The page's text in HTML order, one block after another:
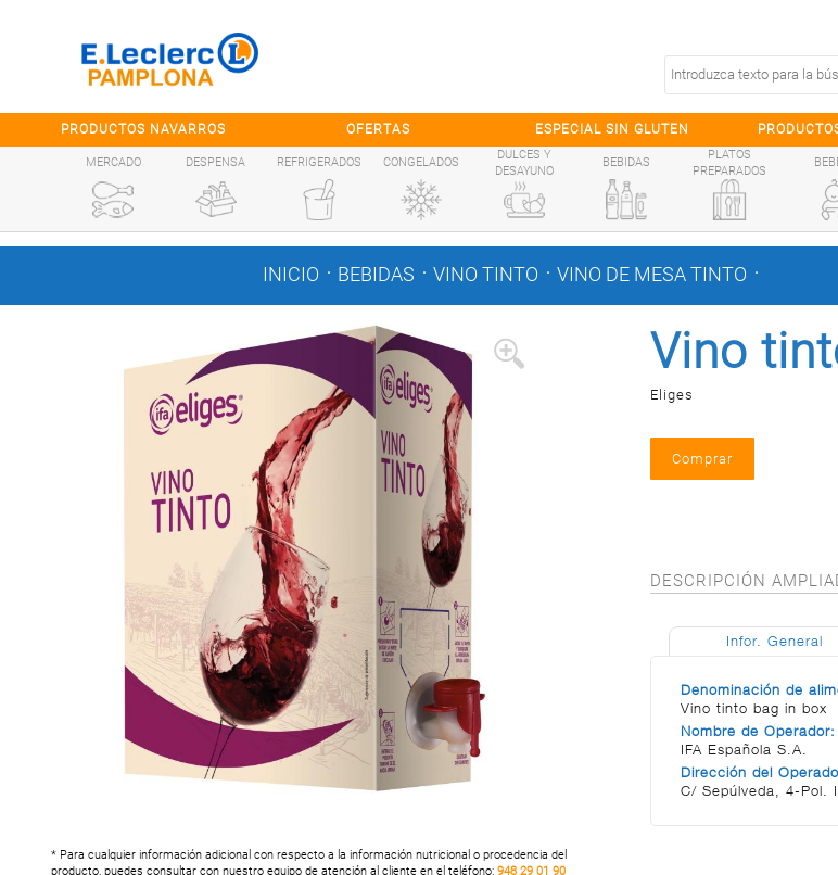
PRODUCTOS NAVARROS OFERTAS ESPECIAL SIN GLUTEN
MERCADO DESPENSA REFRIGERADOS CONGELADOS
DULCES Y
DESAYUNO
BEBIDAS
PLATOS
PREPARADOS
INICIO . BEBIDAS . VINO TINTO . VINO DE MESA TINTO .
Vino
Eliges
DESCRIPCIÓN
Infor. General
Denominación de
Vino tinto bag in box
Nombre de Operador:
IFA Española S.A.
Dirección del
C/ Sepúlveda, 4-Pol.
* Para cualquier información adicional con respecto a la información nutricional o procedencia del
producto, puedes consultar con nuestro equipo de atención al cliente en el teléfono: 948 29 01 90